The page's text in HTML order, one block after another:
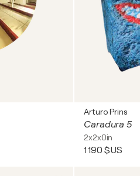
Arturo Prins
Caradura 5
2x2x0in
1 190 $US